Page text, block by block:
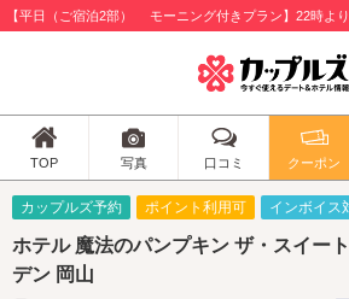
TOP 写真 口コミ クーポン
カップルズ予約 ポイント利用可 インボイス
ホテル 魔法のパンプキン ザ・スイー
デン 岡山